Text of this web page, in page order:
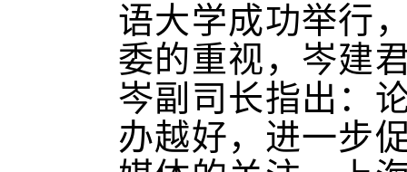
语大学成功举行
委的重视，岑建
岑副司长指出：
办越好，进一步